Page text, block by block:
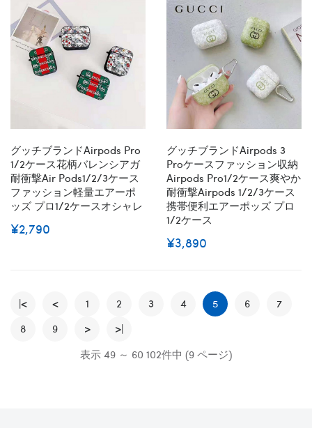
グッチブランドairpods Pro
1/2ケース花柄バレンシアガ
耐衝撃air Pods1/2/3ケース
ファッション軽量エアーポ
ッズ プロ1/2ケースオシャレ
¥2,790
グッチブランドairpods 3
Proケースファッション収納
Airpods Pro1/2ケース爽やか
耐衝撃airpods 1/2/3ケース
携帯便利エアーポッズ プロ
1/2ケース
¥3,890
|< < 1 2 3 4 5 6
7
8
9 >
>|
表示 49 ～ 60 102件中 (9 ページ)